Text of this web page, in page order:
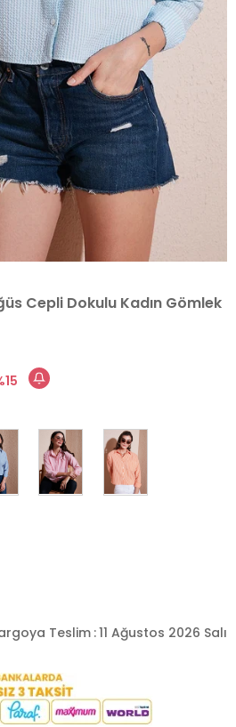
Cepli Dokulu Kadın Gömlek
15
Teslim:11 Ağustos 2026 Salı